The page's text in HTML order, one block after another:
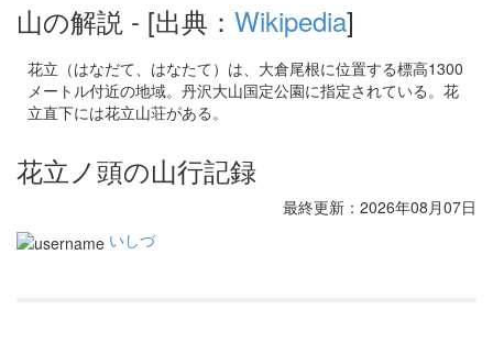
山の解説 - [出典： Wikipedia]
花立（はなだて、はなたて）は、大倉尾根に位置する標高1300
メートル付近の地域。丹沢大山国定公園に指定されている。花
立直下には花立山荘がある。
花立ノ頭の山行記録
最終更新：2026年08月07日
いしづ